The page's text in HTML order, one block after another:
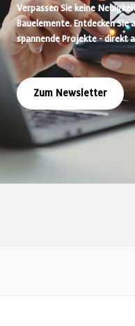
Verpassen Sie keine
Bauelemente. Entdecken Sie
spannende Projekte - direkt
Zum Newsletter